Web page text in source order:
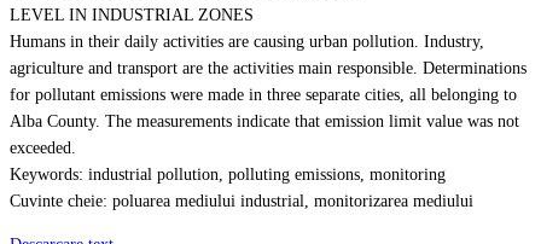
LEVEL IN INDUSTRIAL ZONES
Humans in their daily activities are causing urban pollution. Industry,
agriculture and transport are the activities main responsible. Determinations
for pollutant emissions were made in three separate cities, all belonging to
Alba County. The measurements indicate that emission limit value was not
exceeded.
Keywords: industrial pollution, polluting emissions, monitoring
Cuvinte cheie: poluarea mediului industrial, monitorizarea mediului